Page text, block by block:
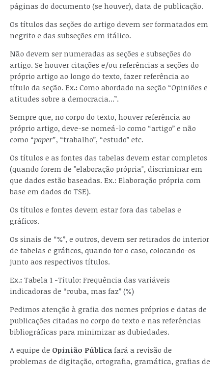
páginas do documento (se houver), data de publicação.
Os títulos das seções do artigo devem ser formatados em
negrito e das subseções em itálico.
Não devem ser numeradas as seções e subseções do
artigo. Se houver citações e/ou referências a seções do
próprio artigo ao longo do texto, fazer referência ao
título da seção. Ex.: Como abordado na seção “Opiniões e
atitudes sobre a democracia...”.
Sempre que, no corpo do texto, houver referência ao
próprio artigo, deve-se nomeá-lo como “artigo” e não
como “paper”, “trabalho”, “estudo” etc.
Os títulos e as fontes das tabelas devem estar completos
(quando forem de "elaboração própria", discriminar em
que dados estão baseadas. Ex.: Elaboração própria com
base em dados do TSE).
Os títulos e fontes devem estar fora das tabelas e
gráficos.
Os sinais de “%”, e outros, devem ser retirados do interior
de tabelas e gráficos, quando for o caso, colocando-os
junto aos respectivos títulos.
Ex.: Tabela 1 -Título: Frequência das variáveis
indicadoras de “rouba, mas faz” (%)
Pedimos atenção à grafia dos nomes próprios e datas de
publicações citadas no corpo do texto e nas referências
bibliográficas para minimizar as dubiedades.
A equipe de Opinião Pública fará a revisão de
problemas de digitação, ortografia, gramática, grafias de